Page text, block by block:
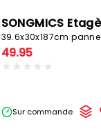
49.95
Sur commande